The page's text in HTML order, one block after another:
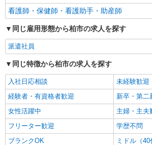
キープ
派遣社員
株式会社トラストグロース 新宿本社 第1営業
特別養護老人ホームでの
時給：2200円〜2300円
千葉県柏市
看護師・保健師・看護助手・助産師
同じ雇用形態から柏市の求人を探す
派遣社員
同じ特徴から柏市の求人を探す
入社日応相談
未経験歓迎
経験者・有資格者歓迎
新卒・第二
女性活躍中
主婦・主夫
フリーター歓迎
学歴不問
ブランクOK
ミドル（